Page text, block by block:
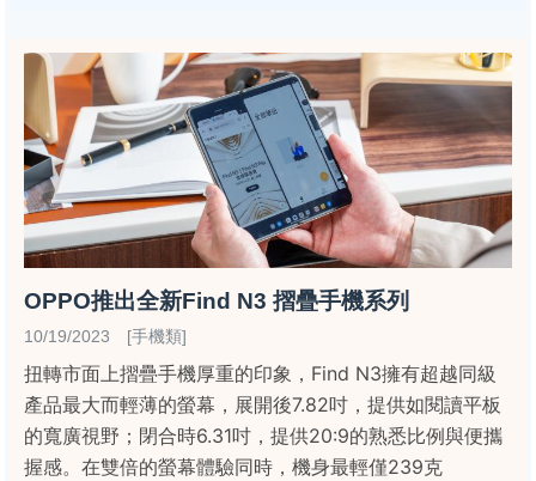
OPPO推出全新Find N3 摺疊手機系列
10/19/2023 [手機類]
扭轉市面上摺疊手機厚重的印象，Find N3擁有超越同級
產品最大而輕薄的螢幕，展開後7.82吋，提供如閱讀平板
的寬廣視野；閉合時6.31吋，提供20:9的熟悉比例與便攜
握感。在雙倍的螢幕體驗同時，機身最輕僅239克